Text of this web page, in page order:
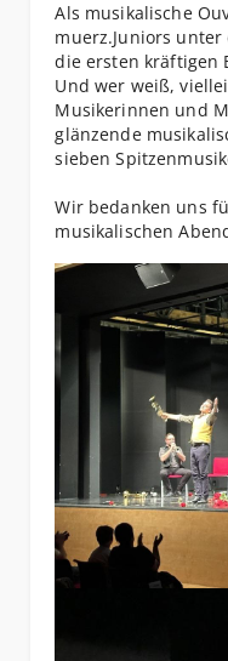
Als musikalische
muerz.Juniors
die ersten kräftigen
Und wer weiß,
Musikerinnen und
glänzende
sieben
Wir bedanken uns
musikalischen